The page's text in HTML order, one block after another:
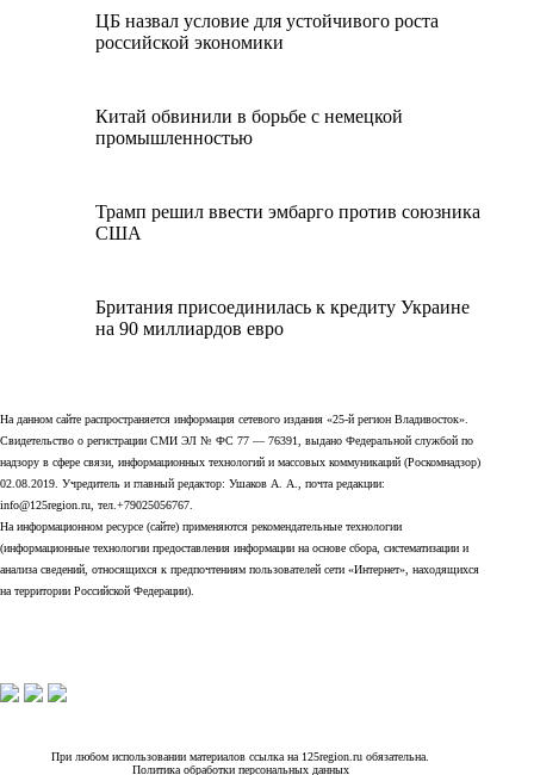
ЦБ назвал условие для устойчивого роста
российской экономики
Китай обвинили в борьбе с немецкой
промышленностью
Трамп решил ввести эмбарго против союзника
США
Британия присоединилась к кредиту Украине
на 90 миллиардов евро
На данном сайте распространяется информация сетевого издания «25-й регион Владивосток».
Свидетельство о регистрации СМИ ЭЛ № ФС 77 — 76391, выдано Федеральной службой по
надзору в сфере связи, информационных технологий и массовых коммуникаций (Роскомнадзор)
02.08.2019. Учредитель и главный редактор: Ушаков А. А., почта редакции:
info@125region.ru, тел.+79025056767.
На информационном ресурсе (сайте) применяются рекомендательные технологии
(информационные технологии предоставления информации на основе сбора, систематизации и
анализа сведений, относящихся к предпочтениям пользователей сети «Интернет», находящихся
на территории Российской Федерации).
При любом использовании материалов ссылка на 125region.ru обязательна.
Политика обработки персональных данных